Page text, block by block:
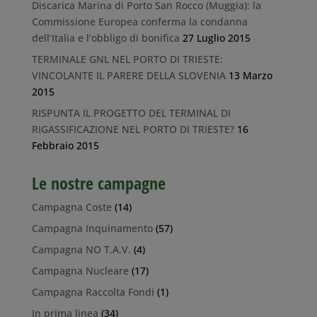
Discarica Marina di Porto San Rocco (Muggia): la
Commissione Europea conferma la condanna
dell’Italia e l’obbligo di bonifica 27 Luglio 2015
TERMINALE GNL NEL PORTO DI TRIESTE:
VINCOLANTE IL PARERE DELLA SLOVENIA 13 Marzo
2015
RISPUNTA IL PROGETTO DEL TERMINAL DI
RIGASSIFICAZIONE NEL PORTO DI TRIESTE? 16
Febbraio 2015
Le nostre campagne
Campagna Coste (14)
Campagna Inquinamento(57)
Campagna NO T.A.V. (4)
Campagna Nucleare (17)
Campagna Raccolta Fondi (1)
In prima linea (34)